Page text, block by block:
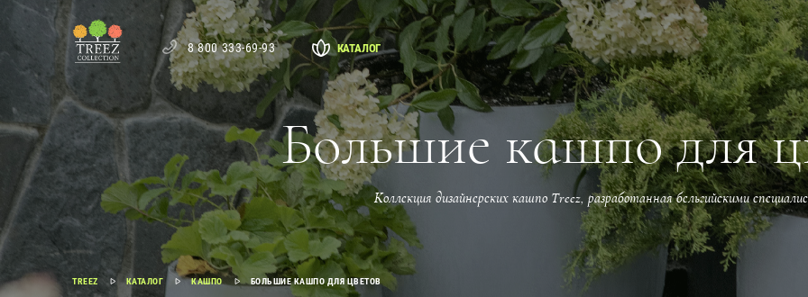
8 800 333-69-93 КАТАЛОГ
Большие кашпо для
Коллекция дизайнерских кашпо Treez, разработанная бельгийскими
TREEZ КАТАЛОГ КАШПО БОЛЬШИЕ КАШПО ДЛЯ ЦВЕТОВ